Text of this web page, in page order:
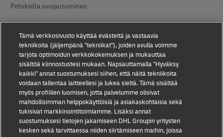
Petoksilta suojautuminen
Käyttöehdot
Tietosuoja
Saavutettavuus
Lisätiedot
Evästeasetukset
Tämä verkkosivusto käyttää evästeitä ja vastaavia
tekniikoita (jäljempänä "tekniikat"), joiden avulla voimme
tarjota optimoidun verkkokokemuksen ja mukauttaa
sisältöä kiinnostustesi mukaan. Napsauttamalla "Hyväksy
kaikki" annat suostumuksesi siihen, että näitä tekniikoita
voidaan tallentaa laitteellesi ja lukea sieltä. Tämä sisältää
myös profiilien luomisen, jotta palvelumme olisivat
mahdollisimman helppokäyttöisiä ja asiakaskohtaisia sekä
tukisivat markkinointitoimiamme. Lisäksi annat
suostumuksesi tietojen jakamiseen DHL Groupin yritysten
kesken sekä tarvittaessa niiden siirtämiseen maihin, joissa